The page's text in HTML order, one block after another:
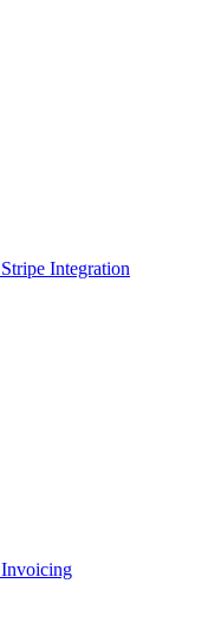
Stripe Integration
Invoicing